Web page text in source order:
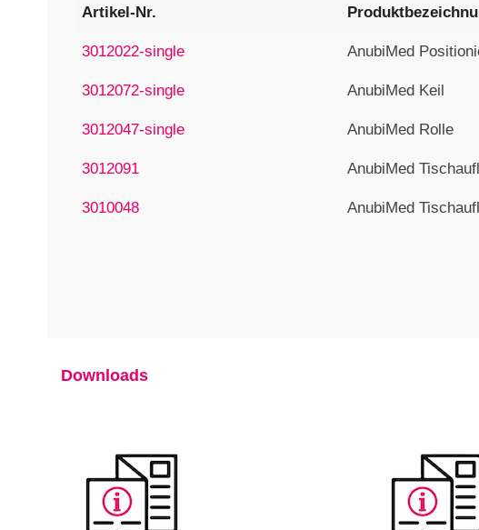
Artikel-Nr.
3012022-single AnubiMed
3012072-single AnubiMed Keil
3012047-single AnubiMed Rolle
3012091 AnubiMed
3010048 AnubiMed
Downloads